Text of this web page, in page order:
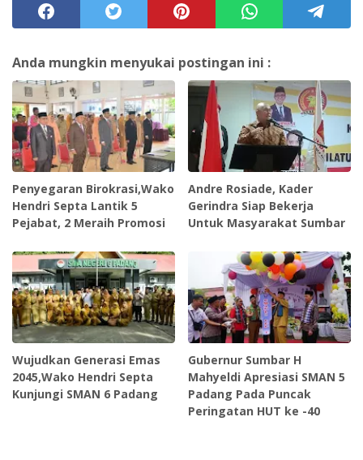
Anda mungkin menyukai postingan ini :
Penyegaran Birokrasi,Wako
Hendri Septa Lantik 5
Pejabat, 2 Meraih Promosi
Andre Rosiade, Kader
Gerindra Siap Bekerja
Untuk Masyarakat Sumbar
Wujudkan Generasi Emas
2045,Wako Hendri Septa
Kunjungi SMAN 6 Padang
Gubernur Sumbar H
Mahyeldi Apresiasi SMAN 5
Padang Pada Puncak
Peringatan HUT ke -40